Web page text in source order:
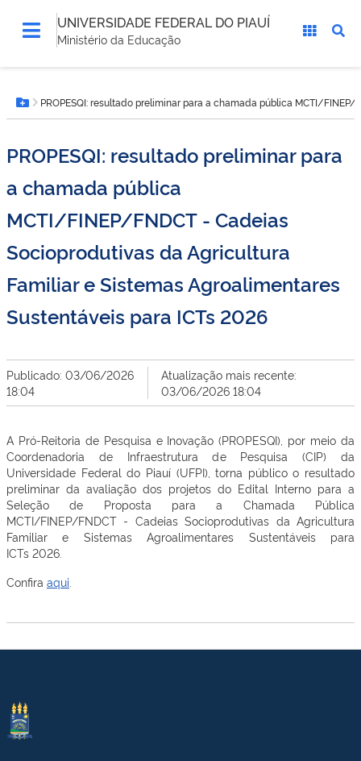
UNIVERSIDADE FEDERAL DO PIAUÍ
Ministério da Educação
está
aqui:Botão Menu
PROPESQI: resultado preliminar para a chamada pública MCTI/
PROPESQI: resultado preliminar para
a chamada pública
MCTI/FINEP/FNDCT - Cadeias
Socioprodutivas da Agricultura
Familiar e Sistemas Agroalimentares
Sustentáveis para ICTs 2026
Publicado: 03/06/2026
18:04
Atualização mais recente:
03/06/2026 18:04
A Pró-Reitoria de Pesquisa e Inovação (PROPESQI), por meio da
Coordenadoria de Infraestrutura de Pesquisa (CIP) da
Universidade Federal do Piauí (UFPI), torna público o resultado
preliminar da avaliação dos projetos do Edital Interno para a
Seleçãode Proposta para a Chamada Pública
MCTI/FINEP/FNDCT - Cadeias Socioprodutivas da Agricultura
Familiar e Sistemas Agroalimentares Sustentáveis para
ICTs 2026
Confira aqui